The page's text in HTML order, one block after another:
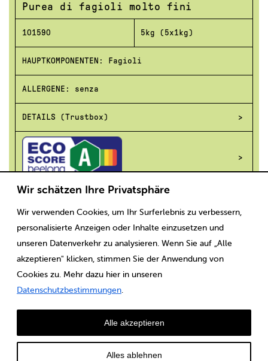
Wir schätzen Ihre Privatsphäre
Wir verwenden Cookies, um Ihr Surferlebnis zu verbessern,
personalisierte Anzeigen oder Inhalte einzusetzen und
unseren Datenverkehr zu analysieren. Wenn Sie auf „Alle
akzeptieren" klicken, stimmen Sie der Anwendung von
Cookies zu. Mehr dazu hier in unseren
Datenschutzbestimmungen
Alles ablehnen
Alle akzeptieren
Purea di fagioli molto fini
101590 5kg (5x1kg)
HAUPTKOMPONENTEN: Fagioli
ALLERGENE: senza
DETAILS (Trustbox)
Scaricare Note legali CGV Protezione dei dati